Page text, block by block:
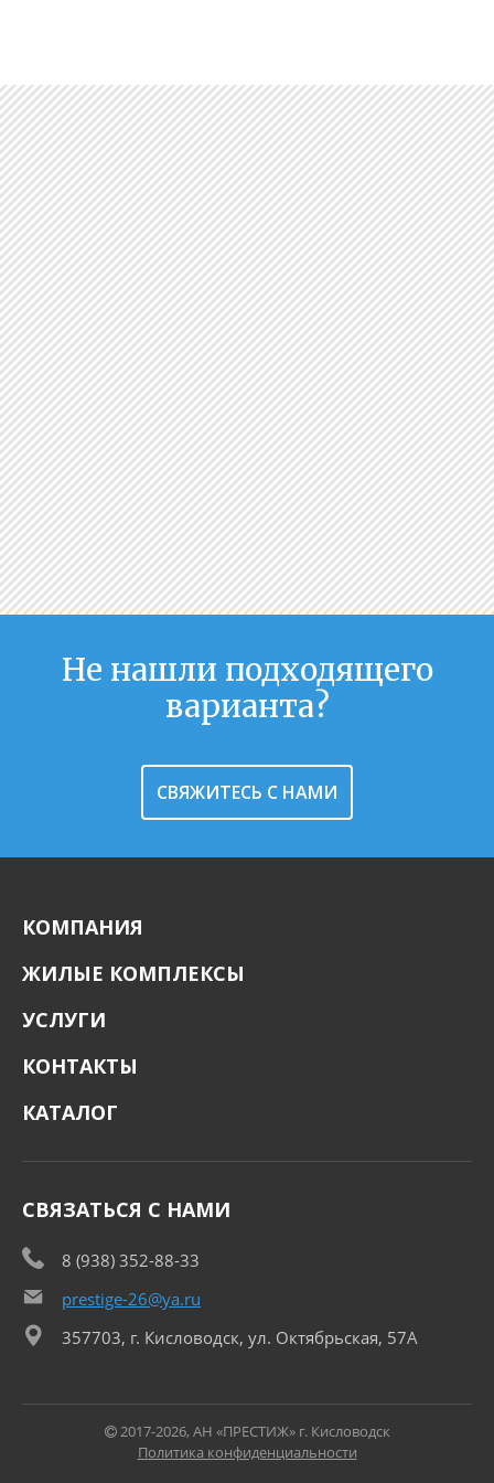
Не нашли подходящего
варианта?
СВЯЖИТЕСЬ С НАМИ
КОМПАНИЯ
ЖИЛЫЕ КОМПЛЕКСЫ
УСЛУГИ
КОНТАКТЫ
КАТАЛОГ
СВЯЗАТЬСЯ С НАМИ
8 (938) 352-88-33
prestige-26@ya.ru
357703, г. Кисловодск, ул. Октябрьская, 57А
2017-2026, АН «ПРЕСТИЖ» г. Кисловодск
Политика конфиденциальности